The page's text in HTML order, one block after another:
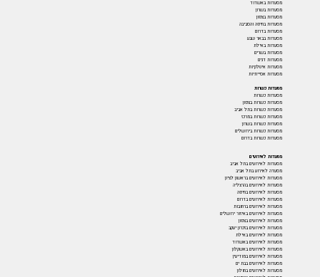
מסעדות באשדוד
מסעדות בשרון
מסעדות בצפון
מסעדות בחיפה והסביבה
מסעדות בדרום
מסעדות בבאר שבע
מסעדות באילת
מסעדות בשרים
מסעדות דגים
מסעדות איטלקיות
מסעדות אסייתיות
מסעדות כשרות
מסעדות כשרות
מסעדות כשרות בצפון
מסעדות כשרות בתל אביב
מסעדות כשרות במרכז
מסעדות כשרות בשרון
מסעדות כשרות בירושלים
מסעדות כשרות בדרום
מסעדות לאירועים
מסעדות לאירועים בתל אביב
מסעדה לאירוע בתל אביב
מסעדות לאירועים בראשון לציון
מסעדות לאירועים בהרצליה
מסעדות לאירועים בחיפה
מסעדות לאירועים בדרום
מסעדות לאירועים ברחובות
מסעדות לאירועים באיזור ירושלים
מסעדות לאירועים בצפון
מסעדות לאירועים בזכרון יעקב
מסעדות לאירועים באילת
מסעדות לאירועים באשדוד
מסעדות לאירועים באשקלון
מסעדות לאירועים במודיעין
מסעדות לאירועים בבת ים
מסעדות לאירועים בחולון